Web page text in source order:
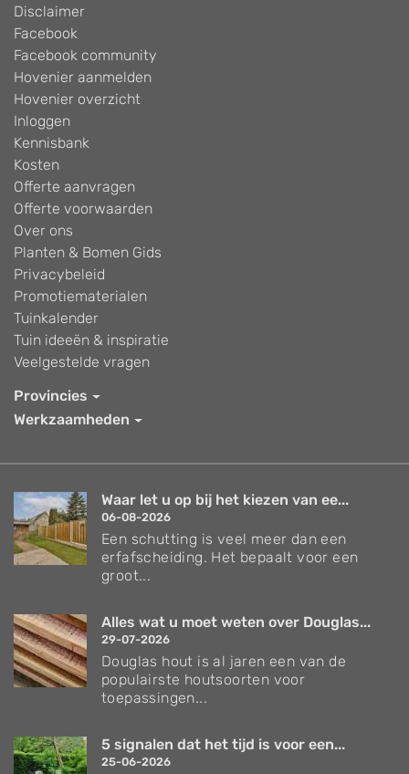
Disclaimer
Facebook
Facebook community
Hovenier aanmelden
Hovenier overzicht
Inloggen
Kennisbank
Kosten
Offerte aanvragen
Offerte voorwaarden
Over ons
Planten & Bomen Gids
Privacybeleid
Promotiematerialen
Tuinkalender
Tuin ideeën & inspiratie
Veelgestelde vragen
Provincies
Werkzaamheden
Waar let u op bij het kiezen van ee...
06-08-2026
Een schutting is veel meer dan een
erfafscheiding. Het bepaalt voor een
groot...
Alles wat u moet weten over Douglas...
29-07-2026
Douglas hout is al jaren een van de
populairste houtsoorten voor
toepassingen...
5 signalen dat het tijd is voor een...
25-06-2026